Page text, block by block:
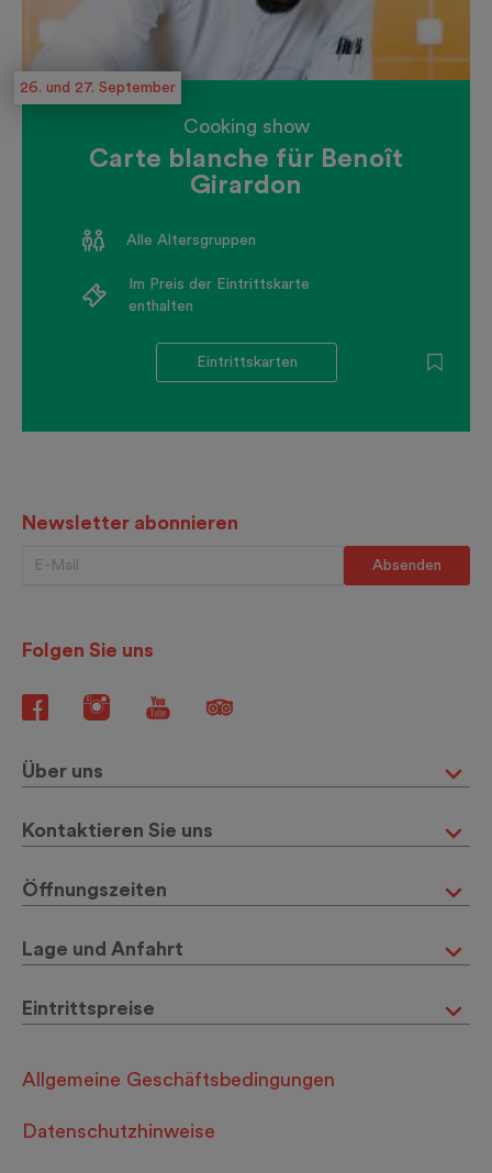
26. und 27. September
Cooking show
Carte blanche für Benoît
Girardon
Alle Altersgruppen
Im Preis der Eintrittskarte
enthalten
Eintrittskarten
Newsletter abonnieren
Folgen Sie uns
Über uns
Kontaktieren Sie uns
Öffnungszeiten
Lage und Anfahrt
Eintrittspreise
Allgemeine Geschäftsbedingungen
Datenschutzhinweise